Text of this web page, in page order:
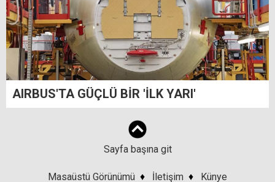
AIRBUS'TA GÜÇLÜ BİR 'İLK YARI'
Sayfa başına git
Masaüstü Görünümü ♦ İletişim ♦ Künye